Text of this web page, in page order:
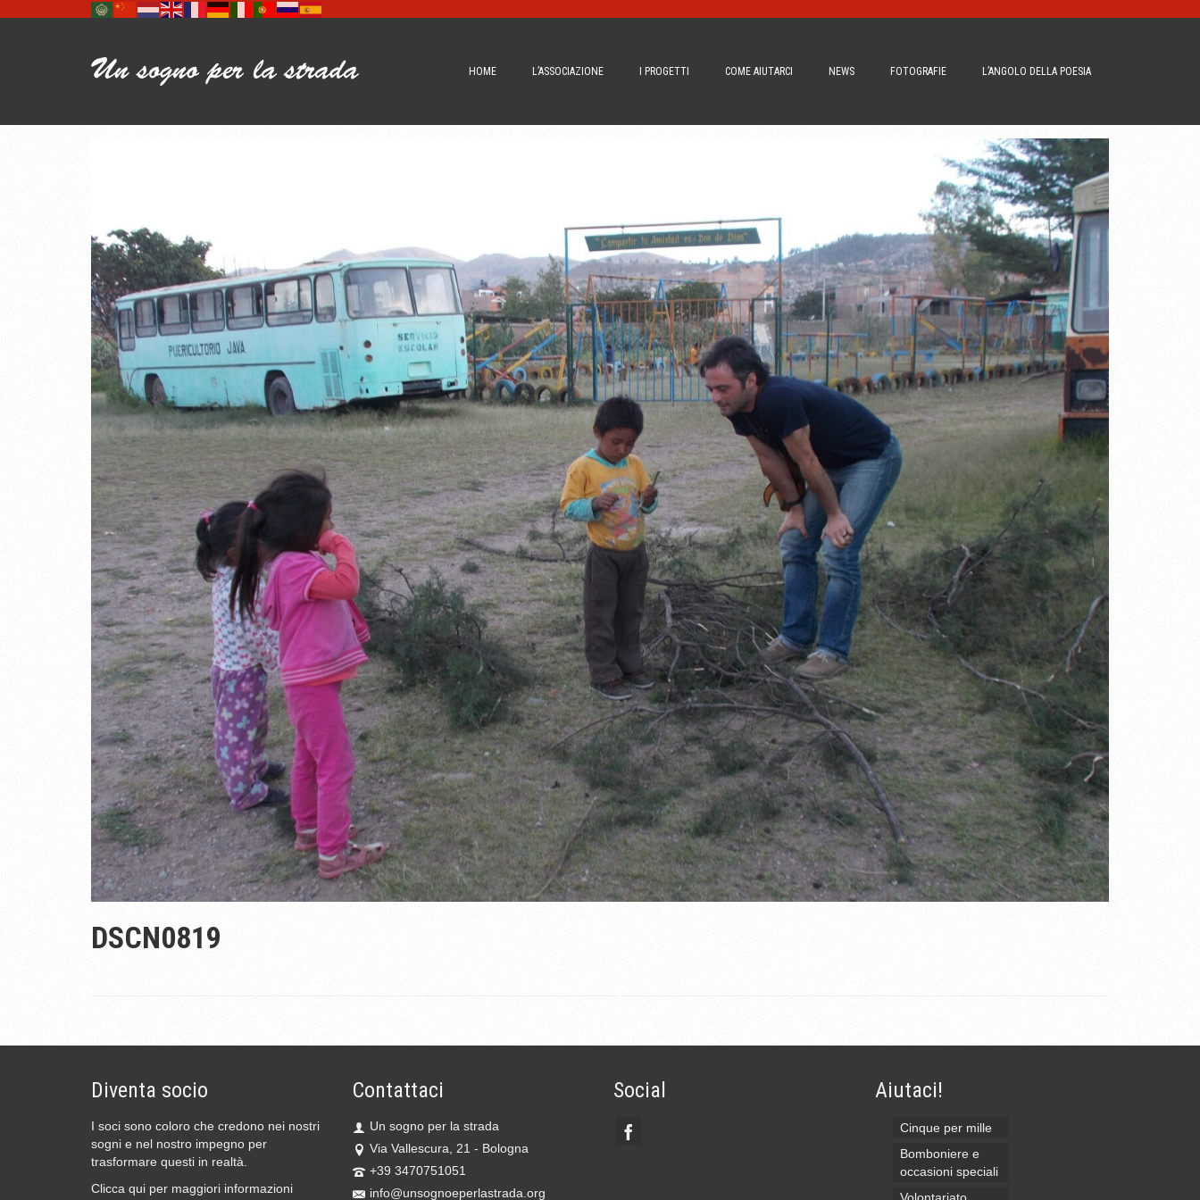
HOME L’ASSOCIAZIONE I PROGETTI COME AIUTARCI NEWS FOTOGRAFIE L’ANGOLO DELLA POESIA
DSCN0819
Diventa socio
I soci sono coloro che credono nei nostri
sogni e nel nostro impegno per
trasformare questi in realtà.
Clicca qui per maggiori informazioni
Contattaci
Un sogno per la strada
Via Vallescura, 21 - Bologna
+39 3470751051
info@unsognoeperlastrada.org
Social Aiutaci!
Cinque per mille
Bomboniere e
occasioni speciali